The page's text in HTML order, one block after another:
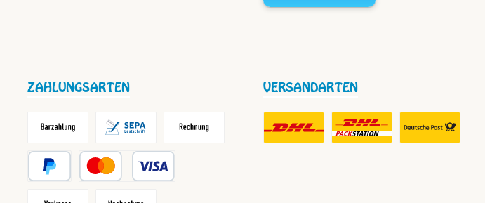
ZAHLUNGSARTEN
Lastschrift Rechnung
Barzahlung / Versandkostenfrei
VERSANDARTEN